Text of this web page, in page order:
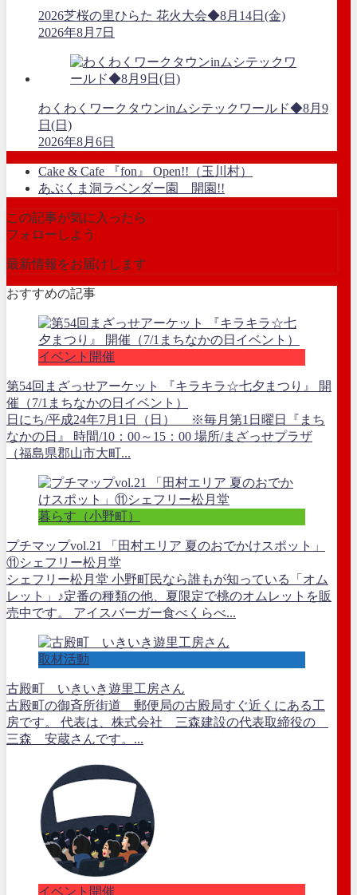
2026芝桜の里ひらた 花火大会◆8月14日(金)
2026年8月7日
わくわくワークタウンinムシテックワールド◆8月9
日(日)
2026年8月6日
Cake & Cafe 『fon』 Open!!（玉川村）
あぶくま洞ラベンダー園 開園!!
この記事が気に入ったら
フォローしよう
最新情報をお届けします
おすすめの記事
イベント開催
第54回まざっせアーケット 『キラキラ☆七夕まつり』 開
催（7/1まちなかの日イベント）
日にち/平成24年7月1日（日） ※毎月第1日曜日『まち
なかの日』 時間/10：00～15：00 場所/まざっせプラザ
（福島県郡山市大町...
暮らす（小野町）
プチマップvol.21 「田村エリア 夏のおでかけスポット」
⑪シェフリー松月堂
シェフリー松月堂 小野町民なら誰もが知っている「オム
レット」♪定番の種類の他、夏限定で桃のオムレットを販
売中です。 アイスバーガー食べくらべ...
取材活動
古殿町 いきいき遊里工房さん
古殿町の御斉所街道 郵便局の古殿局すぐ近くにある工
房です。 代表は、株式会社 三森建設の代表取締役の
三森 安蔵さんです。...
イベント開催